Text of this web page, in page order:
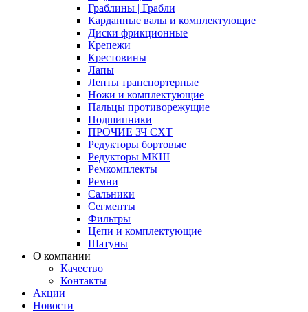
Граблины | Грабли
Карданные валы и комплектующие
Диски фрикционные
Крепежи
Крестовины
Лапы
Ленты транспортерные
Ножи и комплектующие
Пальцы противорежущие
Подшипники
ПРОЧИЕ ЗЧ СХТ
Редукторы бортовые
Редукторы МКШ
Ремкомплекты
Ремни
Сальники
Сегменты
Фильтры
Цепи и комплектующие
Шатуны
О компании
Качество
Контакты
Акции
Новости